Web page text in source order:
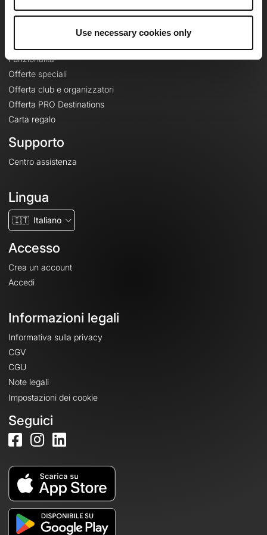
Use necessary cookies only
Funzionalità
Offerte speciali
Offerta club e organizzatori
Offerta PRO Destinations
Carta regalo
Supporto
Centro assistenza
Lingua
🇮🇹 Italiano
Accesso
Crea un account
Accedi
Informazioni legali
Informativa sulla privacy
CGV
CGU
Note legali
Impostazioni dei cookie
Seguici